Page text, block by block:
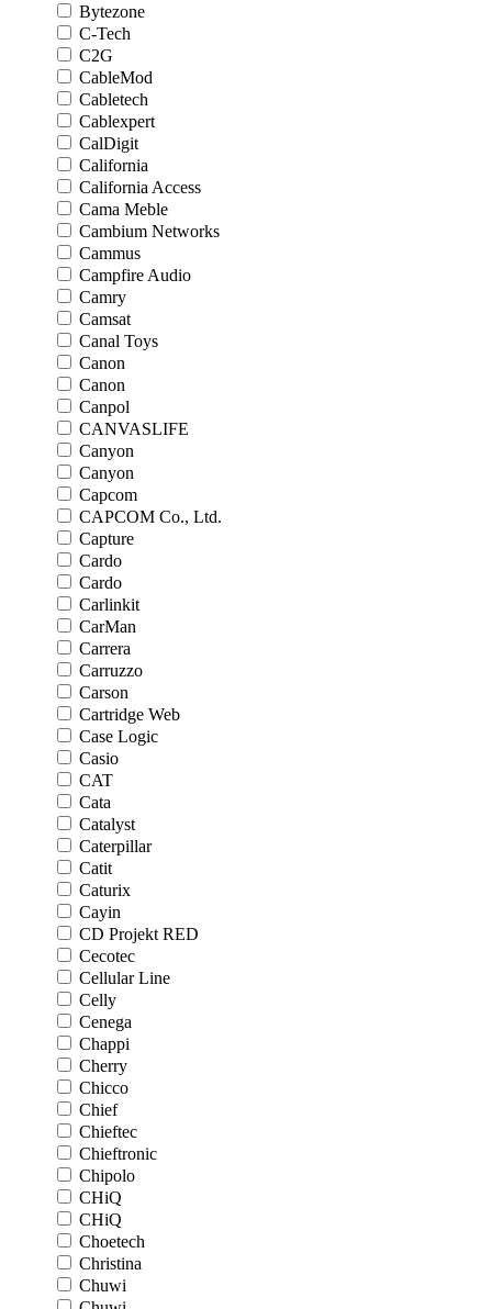
Bytezone
C-Tech
C2G
CableMod
Cabletech
Cablexpert
CalDigit
California
California Access
Cama Meble
Cambium Networks
Cammus
Campfire Audio
Camry
Camsat
Canal Toys
Canon
Canon
Canpol
CANVASLIFE
Canyon
Canyon
Capcom
CAPCOM Co., Ltd.
Capture
Cardo
Cardo
Carlinkit
CarMan
Carrera
Carruzzo
Carson
Cartridge Web
Case Logic
Casio
CAT
Cata
Catalyst
Caterpillar
Catit
Caturix
Cayin
CD Projekt RED
Cecotec
Cellular Line
Celly
Cenega
Chappi
Cherry
Chicco
Chief
Chieftec
Chieftronic
Chipolo
CHiQ
CHiQ
Choetech
Christina
Chuwi